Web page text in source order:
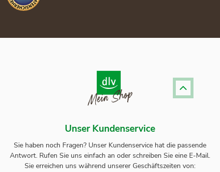
Unser Kundenservice
Sie haben noch Fragen? Unser Kundenservice hat die passende
Antwort. Rufen Sie uns einfach an oder schreiben Sie eine E-Mail.
Sie erreichen uns während unserer Geschäftszeiten von: